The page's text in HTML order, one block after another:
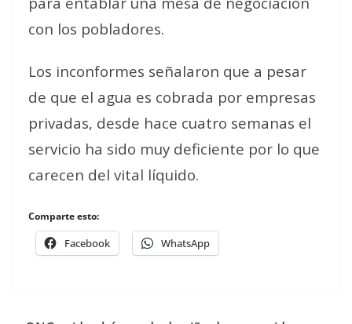
con los pobladores.
Los inconformes señalaron que a pesar
de que el agua es cobrada por empresas
privadas, desde hace cuatro semanas el
servicio ha sido muy deficiente por lo que
carecen del vital líquido.
Comparte esto:
Facebook WhatsApp